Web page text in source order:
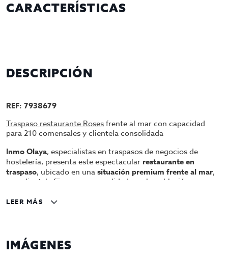
CARACTERÍSTICAS
DESCRIPCIÓN
REF: 7938679
Traspaso restaurante Rosesfrente al mar con capacidad
para 210 comensales y clientela consolidada
Inmo Olaya, especialistas en traspasos de negocios de
hostelería, presenta este espectacular restaurante en
traspaso, ubicado en unasituación premium frente al mar,
con clientela fija y muy consolidado en la población.
Características principales
amplio comedor para 160 personas.
LEER MÁS
IMÁGENES